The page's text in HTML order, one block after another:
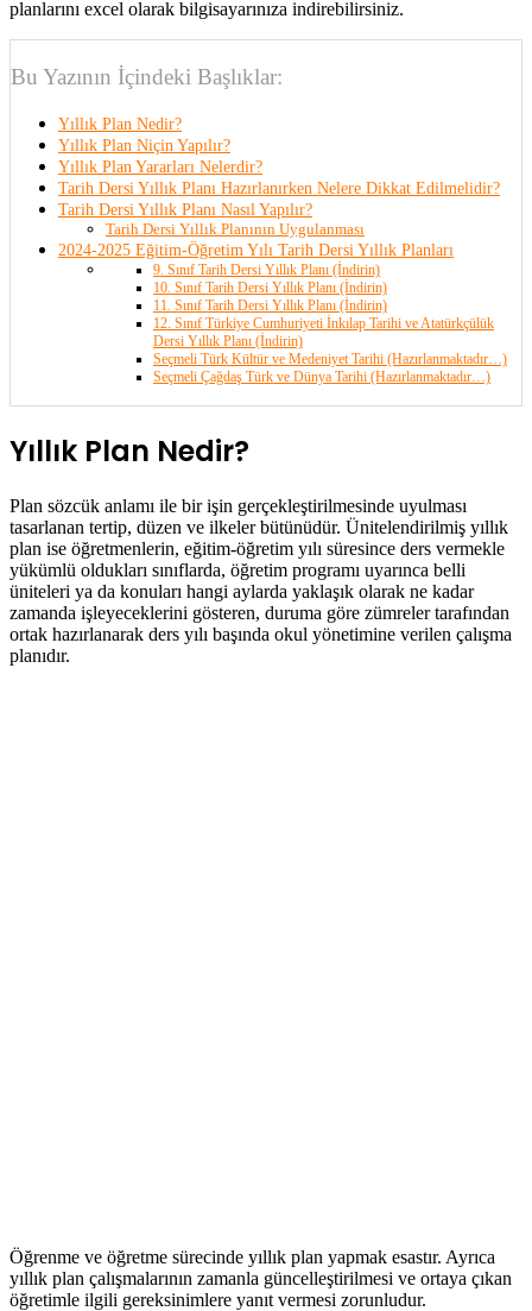
planlarını excel olarak bilgisayarınıza indirebilirsiniz.
Bu Yazının İçindeki Başlıklar:
Yıllık Plan Nedir?
Yıllık Plan Niçin Yapılır?
Yıllık Plan Yararları Nelerdir?
Tarih Dersi Yıllık Planı Hazırlanırken Nelere Dikkat Edilmelidir?
Tarih Dersi Yıllık Planı Nasıl Yapılır?
Tarih Dersi Yıllık Planının Uygulanması
2024-2025 Eğitim-Öğretim Yılı Tarih Dersi Yıllık Planları
9. Sınıf Tarih Dersi Yıllık Planı (İndirin)
10. Sınıf Tarih Dersi Yıllık Planı (İndirin)
11. Sınıf Tarih Dersi Yıllık Planı (İndirin)
12. Sınıf Türkiye Cumhuriyeti İnkılap Tarihi ve Atatürkçülük
Dersi Yıllık Planı (İndirin)
Seçmeli Türk Kültür ve Medeniyet Tarihi (Hazırlanmaktadır…)
Seçmeli Çağdaş Türk ve Dünya Tarihi (Hazırlanmaktadır…)
Yıllık Plan Nedir?
Plan sözcük anlamı ile bir işin gerçekleştirilmesinde uyulması
tasarlanan tertip, düzen ve ilkeler bütünüdür. Ünitelendirilmiş yıllık
plan ise öğretmenlerin, eğitim-öğretim yılı süresince ders vermekle
yükümlü oldukları sınıflarda, öğretim programı uyarınca belli
üniteleri ya da konuları hangi aylarda yaklaşık olarak ne kadar
zamanda işleyeceklerini gösteren, duruma göre zümreler tarafından
ortak hazırlanarak ders yılı başında okul yönetimine verilen çalışma
planıdır.
Öğrenme ve öğretme sürecinde yıllık plan yapmak esastır. Ayrıca
yıllık plan çalışmalarının zamanla güncelleştirilmesi ve ortaya çıkan
öğretimle ilgili gereksinimlere yanıt vermesi zorunludur.